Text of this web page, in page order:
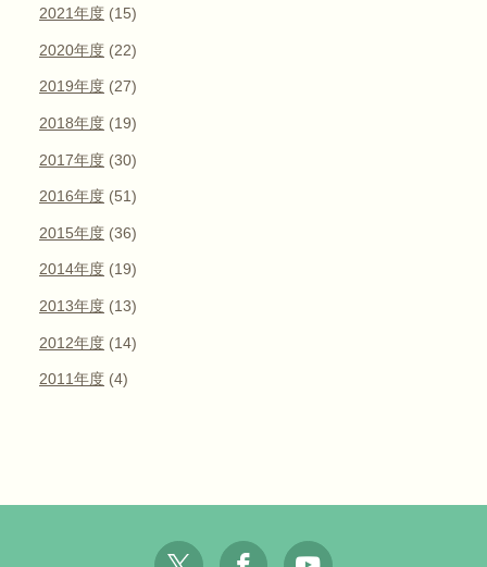
2021年度 (15)
2020年度 (22)
2019年度 (27)
2018年度 (19)
2017年度 (30)
2016年度 (51)
2015年度 (36)
2014年度 (19)
2013年度 (13)
2012年度 (14)
2011年度 (4)